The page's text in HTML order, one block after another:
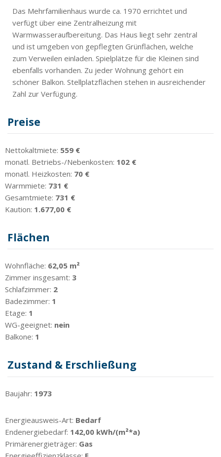
Das Mehrfamilienhaus wurde ca. 1970 errichtet und
verfügt über eine Zentralheizung mit
Warmwasseraufbereitung. Das Haus liegt sehr zentral
und ist umgeben von gepflegten Grünflächen, welche
zum Verweilen einladen. Spielplätze für die Kleinen sind
ebenfalls vorhanden. Zu jeder Wohnung gehört ein
schöner Balkon. Stellplatzflächen stehen in ausreichender
Zahl zur Verfügung.
Preise
Nettokaltmiete: 559 €
monatl. Betriebs-/Nebenkosten: 102 €
monatl. Heizkosten: 70 €
Warmmiete: 731 €
Gesamtmiete: 731 €
Kaution: 1.677,00 €
Flächen
Wohnfläche: 62,05 m²
Zimmer insgesamt: 3
Schlafzimmer: 2
Badezimmer: 1
Etage: 1
WG-geeignet: nein
Balkone: 1
Zustand & Erschließung
Baujahr: 1973
Energieausweis-Art: Bedarf
Endenergiebedarf: 142,00 kWh/(m²*a)
Primärenergieträger: Gas